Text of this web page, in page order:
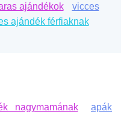
ajándékok
vicces
ajándék férfiaknak
nagymamának
apák